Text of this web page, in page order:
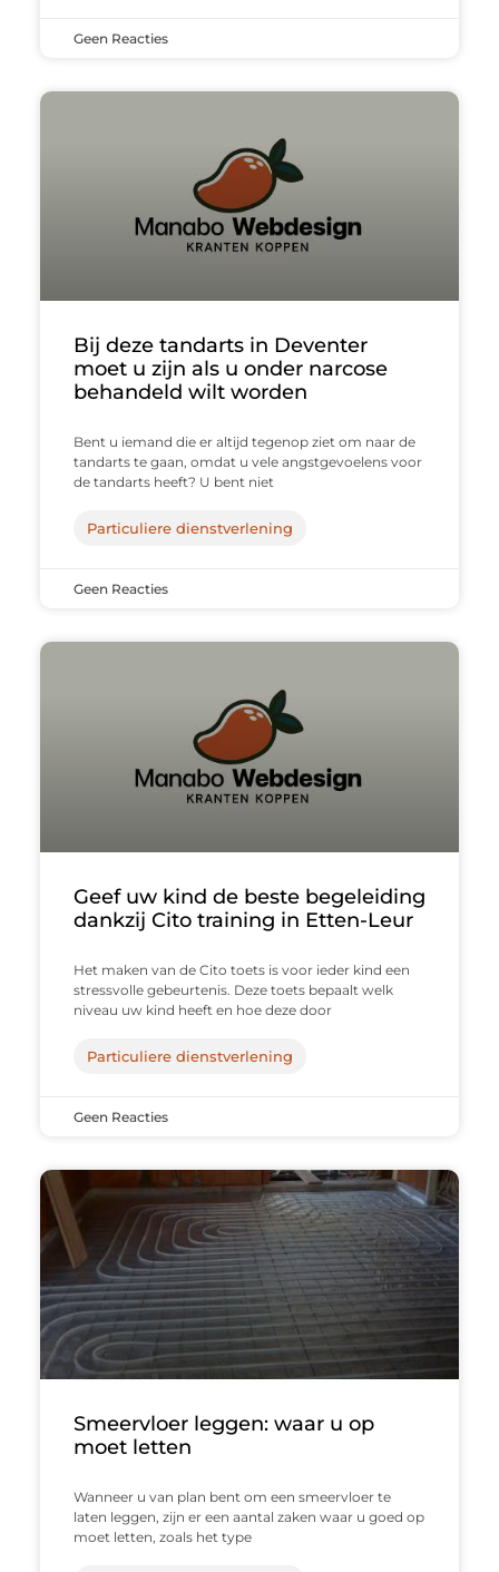
Geen Reacties
Bij deze tandarts in Deventer
moet u zijn als u onder narcose
behandeld wilt worden
Bent u iemand die er altijd tegenop ziet om naar de
tandarts te gaan, omdat u vele angstgevoelens voor
de tandarts heeft? U bent niet
Particuliere dienstverlening
Geen Reacties
Geef uw kind de beste begeleiding
dankzij Cito training in Etten-Leur
Het maken van de Cito toets is voor ieder kind een
stressvolle gebeurtenis. Deze toets bepaalt welk
niveau uw kind heeft en hoe deze door
Particuliere dienstverlening
Geen Reacties
Smeervloer leggen: waar u op
moet letten
Wanneer u van plan bent om een smeervloer te
laten leggen, zijn er een aantal zaken waar u goed op
moet letten, zoals het type